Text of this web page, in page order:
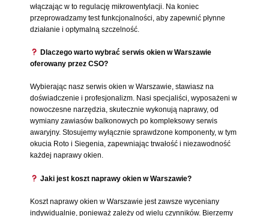
włączając w to regulację mikrowentylacji. Na koniec
przeprowadzamy test funkcjonalności, aby zapewnić płynne
działanie i optymalną szczelność.
Dlaczego warto wybrać serwis okien w Warszawie
oferowany przez CSO?
Wybierając nasz serwis okien w Warszawie, stawiasz na
doświadczenie i profesjonalizm. Nasi specjaliści, wyposażeni w
nowoczesne narzędzia, skutecznie wykonują naprawy, od
wymiany zawiasów balkonowych po kompleksowy serwis
awaryjny. Stosujemy wyłącznie sprawdzone komponenty, w tym
okucia Roto i Siegenia, zapewniając trwałość i niezawodność
każdej naprawy okien.
Jaki jest koszt naprawy okien w Warszawie?
Koszt naprawy okien w Warszawie jest zawsze wyceniany
indywidualnie, ponieważ zależy od wielu czynników. Bierzemy